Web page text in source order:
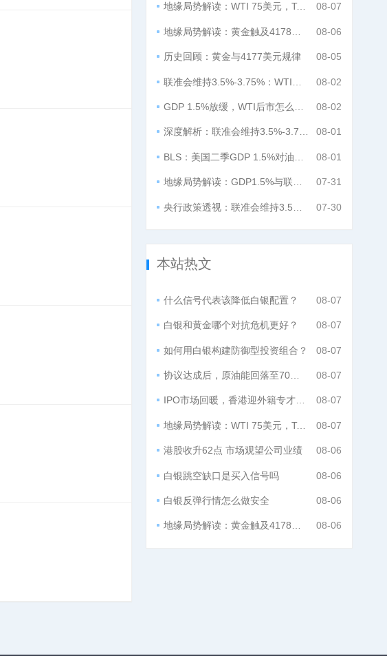
08-07
地缘局势解读：WTI 75美元，Tortoise：或至70美元
08-06
地缘局势解读：黄金触及4178美元，贝森特称通胀温和
08-05
历史回顾：黄金与4177美元规律
08-02
联准会维持3.5%-3.75%：WTI后市如何?
08-02
GDP 1.5%放缓，WTI后市怎么布局？
08-01
深度解析：联准会维持3.5%-3.75%，WTI后市如何部署？
08-01
BLS：美国二季GDP 1.5%对油价影响
07-31
地缘局势解读：GDP1.5%与联准会维持，WTI后市如何布局？
07-30
央行政策透视：联准会维持3.5%至3.75%后黄金何去何从？
本站热文
08-07
什么信号代表该降低白银配置？
08-07
白银和黄金哪个对抗危机更好？
08-07
如何用白银构建防御型投资组合？
08-07
协议达成后，原油能回落至70美元？
08-07
IPO市场回暖，香港迎外籍专才回流潮
08-07
地缘局势解读：WTI 75美元，Tortoise：或至70美元
08-06
港股收升62点 市场观望公司业绩
08-06
白银跳空缺口是买入信号吗
08-06
白银反弹行情怎么做安全
08-06
地缘局势解读：黄金触及4178美元，贝森特称通胀温和